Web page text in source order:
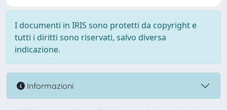
I documenti in IRIS sono protetti da copyright e
tutti i diritti sono riservati, salvo diversa
indicazione.
Informazioni